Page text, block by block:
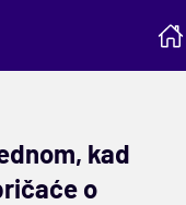
kad
o